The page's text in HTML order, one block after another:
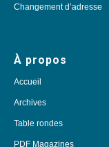
Changement d’adresse
À propos
Accueil
Archives
Table rondes
PDF Magazines